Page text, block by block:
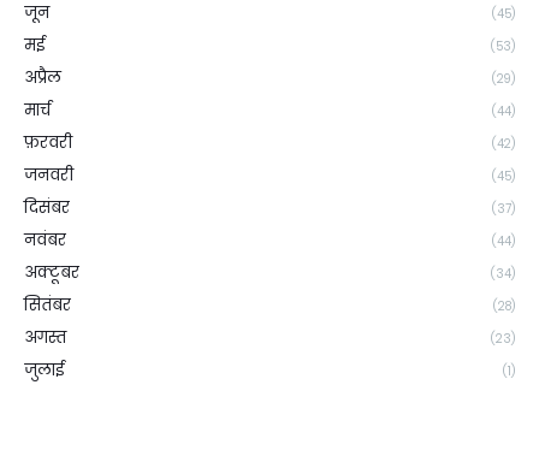
जून (45)
मई (53)
अप्रैल (29)
मार्च (44)
फ़रवरी (42)
जनवरी (45)
दिसंबर (37)
नवंबर (44)
अक्टूबर (34)
सितंबर (28)
अगस्त (23)
जुलाई (1)